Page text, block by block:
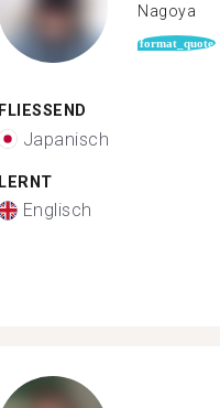
Nagoya
format_quote
FLIESSEND
Japanisch
LERNT
Englisch